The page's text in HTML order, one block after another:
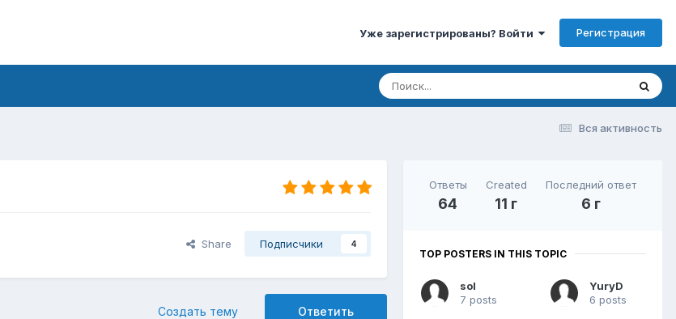
Уже зарегистрированы? Войти Регистрация
Вся активность
Share Подписчики 4
Ответить
Создать тему
Ответы
64
Created
11 г
Последний ответ
6 г
TOP POSTERS IN THIS TOPIC
sol
7 posts
YuryD
6 posts